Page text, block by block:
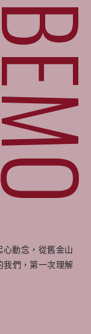
心動念，從舊金山
我們，第一次理解